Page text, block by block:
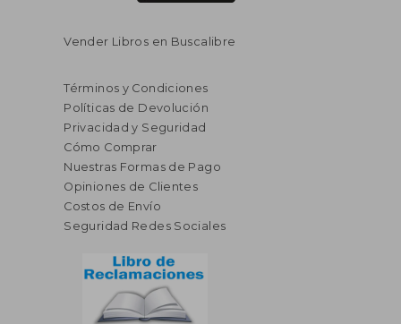
Vender Libros en Buscalibre
Términos y Condiciones
Políticas de Devolución
Privacidad y Seguridad
Cómo Comprar
Nuestras Formas de Pago
Opiniones de Clientes
Costos de Envío
Seguridad Redes Sociales